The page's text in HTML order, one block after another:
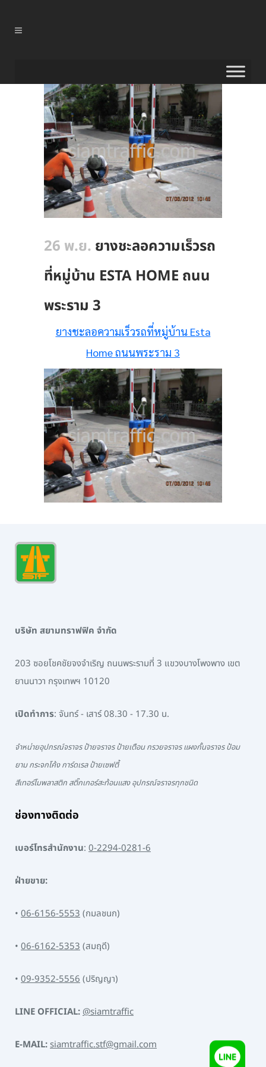
26 พ.ย. ยางชะลอความเร็วรถ
ที่หมู่บ้าน ESTA HOME ถนน
พระราม 3
ยางชะลอความเร็วรถที่หมู่บ้าน Esta
Home ถนนพระราม 3
บริษัท สยามทราฟฟิค จำกัด
203 ซอยโชคชัยจงจำเริญ ถนนพระรามที่ 3 แขวงบางโพงพาง เขต
ยานนาวา กรุงเทพฯ 10120
เปิดทำการ: จันทร์ - เสาร์ 08.30 - 17.30 น.
จำหน่ายอุปกรณ์จราจร ป้ายจราจร ป้ายเตือน กรวยจราจร แผงกั้นจราจร ป้อม
ยาม กระจกโค้ง การ์ดเรล ป้ายเซฟตี้
สีเทอร์โมพลาสติก สติ๊กเกอร์สะท้อนแสง อุปกรณ์จราจรทุกชนิด
ช่องทางติดต่อ
เบอร์โทรสำนักงาน: 0-2294-0281-6
ฝ่ายขาย:
• 06-6156-5553(กมลชนก)
• 06-6162-5353(สมฤดี)
• 09-9352-5556(ปริญญา)
LINE OFFICIAL:@siamtraffic
E-MAIL:siamtraffic.stf@gmail.com